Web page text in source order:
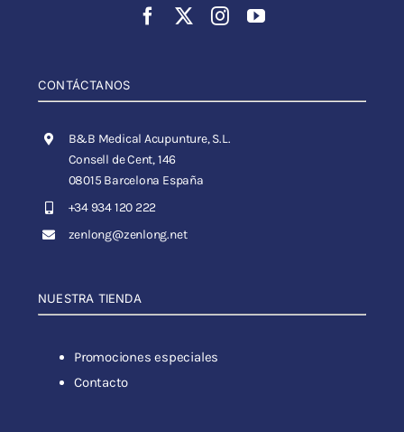
CONTÁCTANOS
B&B Medical Acupunture, S.L.
Consell de Cent, 146
08015 Barcelona España
+34 934 120 222
zenlong@zenlong.net
NUESTRA TIENDA
Promociones especiales
Contacto